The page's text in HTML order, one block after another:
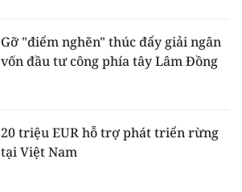
Gỡ "điểm nghẽn" thúc đẩy giải ngân
vốn đầu tư công phía tây Lâm Đồng
20 triệu EUR hỗ trợ phát triển rừng
tại Việt Nam